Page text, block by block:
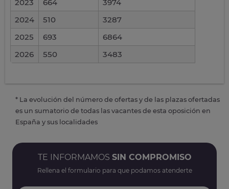
2023 664
3974
2024
510
3287
2025
693
6864
2026
550 3483
* La evolución del número de ofertas y de las plazas ofertadas
es un sumatorio de todas las vacantes de esta oposición en
España y sus localidades
TE INFORMAMOS SIN COMPROMISO
Rellena el formulario para que podamos atenderte